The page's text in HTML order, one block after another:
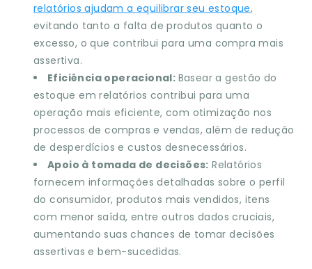
relatórios ajudam a equilibrar seu estoque,
evitando tanto a falta de produtos quanto o
excesso, o que contribui para uma compra mais
assertiva.
Eficiência operacional: Basear a gestão do
estoque em relatórios contribui para uma
operação mais eficiente, com otimização nos
processos de compras e vendas, além de redução
de desperdícios e custos desnecessários.
Apoio à tomada de decisões: Relatórios
fornecem informações detalhadas sobre o perfil
do consumidor, produtos mais vendidos, itens
com menor saída, entre outros dados cruciais,
aumentando suas chances de tomar decisões
assertivas e bem-sucedidas.